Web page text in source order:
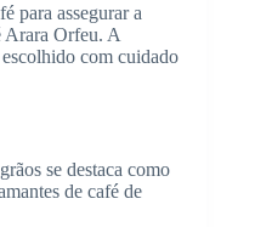
para assegurar a
Arara Orfeu. A
com cuidado
se destaca como
de café de